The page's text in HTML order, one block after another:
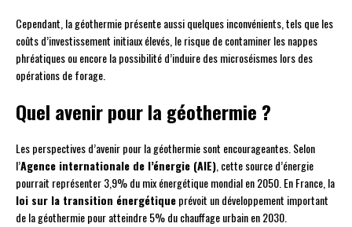
Cependant, la géothermie présente aussi quelques inconvénients, tels que les
coûts d’investissement initiaux élevés, le risque de contaminer les nappes
phréatiques ou encore la possibilité d’induire des microséismes lors des
opérations de forage.
Quel avenir pour la géothermie ?
Les perspectives d’avenir pour la géothermie sont encourageantes. Selon
l’Agence internationale de l’énergie (AIE), cette source d’énergie
pourrait représenter 3,9% du mix énergétique mondial en 2050. En France, la
loi sur la transition énergétiqueprévoit un développement important
de la géothermie pour atteindre 5% du chauffage urbain en 2030.